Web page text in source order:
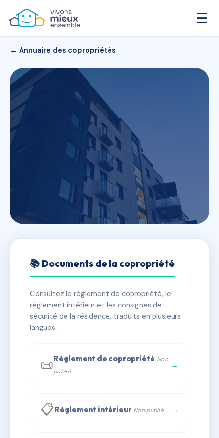
☰
← Annuaire des copropriétés
L'eau Vive
✓ Immatriculée 🏠 11 lots 🏗 1 bâtiment(s)
📞 Contacter Syndic Digital
📚 Documents de la copropriété
Consultez le règlement de copropriété, le
règlement intérieur et les consignes de
sécurité de la résidence, traduits en plusieurs
langues.
📜Règlement de copropriété Non
publié
→
📋Règlement intérieur Non publié →